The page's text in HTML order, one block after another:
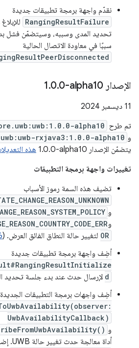
نقدّم واجهة برمجة تطبيقات جديدة
RangingResultFailure
تحديد المدى وسببه، وسيتضمّن فشل
سببًا في معاودة الاتصال الحالية
الإصدار ‎1 .0.0-alpha10
‫11 ديسمبر 2024
تم طرح alpha10
و rxjava3:1.0.0-alpha10
يتضمّن الإصدار ‎1.0.0-alpha10
هذه
تغييرات واجهة برمجة التطبيقات
تضيف هذه السمة رموز الأسباب
و
و
OR لتغيير حالة النطاق الفائق العرض. (
أضِف واجهة برمجة تطبيقات جديدة
d لإرسال حدث عند بدء جلسة تحديد
أضِف واجهات برمجة التطبيقات الجديدة
UwbAvailabilityCallback)
و
أداة معالجة حدث تغيير حالة UWB. إضافة واجهة جديدة